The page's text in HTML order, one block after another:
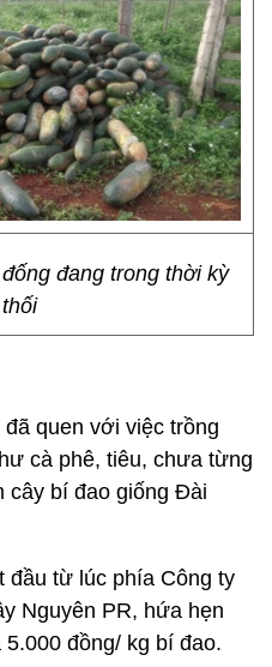
đang trong thời kỳ
quen với việc trồng
cà phê, tiêu, chưa từng
cây bí đao giống Đài
đầu từ lúc phía Công ty
Nguyên PR, hứa hẹn
đồng/ kg bí đao.